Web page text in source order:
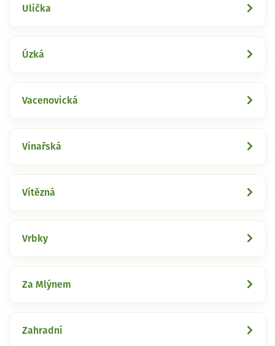
Ulička
Úzká
Vacenovická
Vinařská
Vítězná
Vrbky
Za Mlýnem
Zahradní